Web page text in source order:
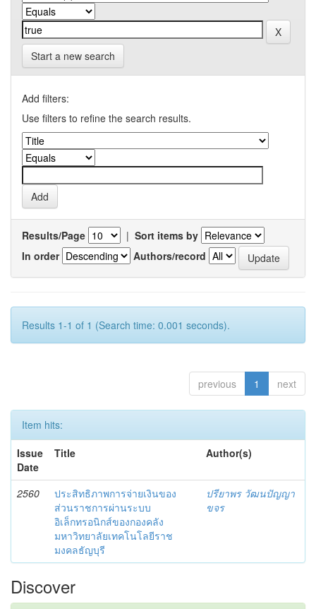
Start a new search
Add filters:
Use filters to refine the search results.
Results/Page | Sort items by
In order
Authors/record
Results 1-1 of 1 (Search time: 0.001 seconds).
previous 1 next
Item hits:
Issue
Date
Title Author(s)
2560
ประสิทธิภาพการจ่ายเงินของ
ส่วนราชการผ่านระบบ
อิเล็กทรอนิกส์ของกองคลัง
มหาวิทยาลัยเทคโนโลยีราช
มงคลธัญบุรี
ปรียาพร วัฒนปัญญา
ขจร
Discover